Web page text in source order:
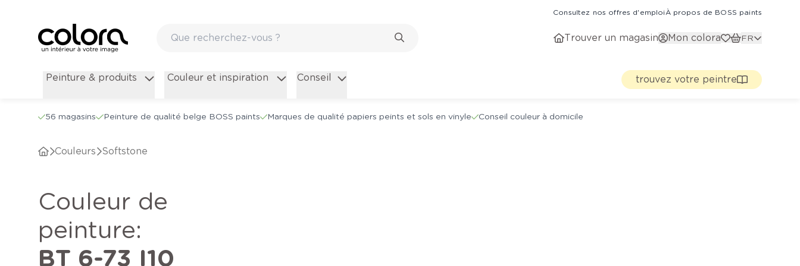
Consultez nos offres d'emploiÀ propos de BOSS paints
Trouver un magasin Mon colora FR
Peinture & produits Couleur et inspiration Conseil trouvez votre peintre
56 magasins Peinture de qualité belge BOSS paints Marques de qualité papiers peints et sols en vinyle Conseil couleur à domicile
Couleurs Softstone
Couleur de
peinture:
BT 6-73 I10